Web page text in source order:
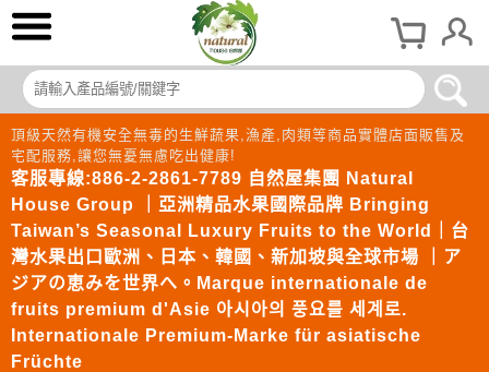
頂級天然有機安全無毒的生鮮蔬果,漁產,肉類等商品實體店面販售及
宅配服務,讓您無憂無慮吃出健康!
客服專線:886-2-2861-7789 自然屋集團 Natural
House Group ｜亞洲精品水果國際品牌 Bringing
Taiwan’s Seasonal Luxury Fruits to the World｜台
灣水果出口歐洲、日本、韓國、新加坡與全球市場 ｜ア
ジアの恵みを世界へ。Marque internationale de
fruits premium d'Asie 아시아의 풍요를 세계로.
Internationale Premium-Marke für asiatische
Früchte